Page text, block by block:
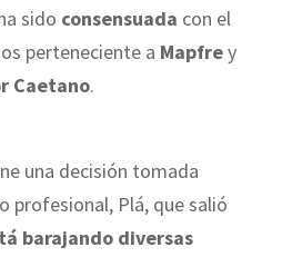
sido consensuada con el
perteneciente a Mapfrey
Caetano.
una decisión tomada
profesional, Plá, que salió
barajando diversas